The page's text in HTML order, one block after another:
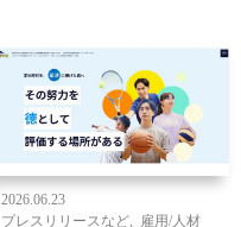
2026.06.23
プレスリリースなど
雇用/人材